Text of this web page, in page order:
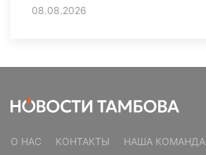
08.08.2026
О НАС КОНТАКТЫ НАША КОМАНДА